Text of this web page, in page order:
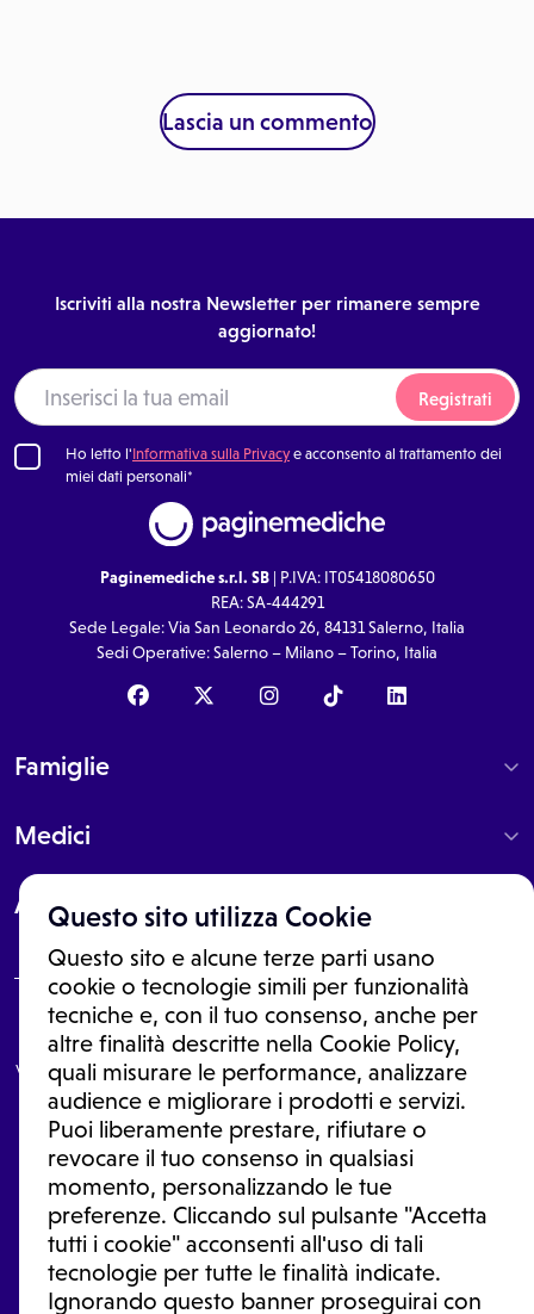
Questo sito utilizza Cookie
Questo sito e alcune terze parti usano
cookie o tecnologie simili per funzionalità
tecniche e, con il tuo consenso, anche per
altre finalità descritte nella Cookie Policy,
quali misurare le performance, analizzare
audience e migliorare i prodotti e servizi.
Puoi liberamente prestare, rifiutare o
revocare il tuo consenso in qualsiasi
momento, personalizzando le tue
preferenze. Cliccando sul pulsante "Accetta
tutti i cookie" acconsenti all'uso di tali
tecnologie per tutte le finalità indicate.
Ignorando questo banner proseguirai con
Lascia un commento
Iscriviti alla nostra Newsletter per rimanere sempre
aggiornato!
Registrati
Ho letto l'Informativa sulla Privacye acconsento al trattamento dei
miei dati personali*
Paginemediche s.r.l. SB| P.IVA: IT05418080650
REA: SA-444291
Sede Legale: Via San Leonardo 26, 84131 Salerno, Italia
Sedi Operative: Salerno – Milano – Torino, Italia
Famiglie
Medici
About
Le informazioni proposte in questo sito non sono un consulto medico.
In nessun caso, queste informazioni sostituiscono un consulto, una
visita o una diagnosi formulata dal medico. Non si devono considerare
le informazioni disponibili come suggerimenti per la formulazione di
una diagnosi, la determinazione di un trattamento o l'assunzione o
sospensione di un farmaco senza prima consultare un medico di
medicina generale o uno specialista.
Condizioni di utilizzo|Privacy Policy |Gestione Cookie
Ⓒ 2026 | Tutti i diritti riservati.